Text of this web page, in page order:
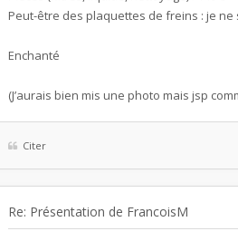
Peut-être des plaquettes de freins : je ne
Enchanté
(J’aurais bien mis une photo mais jsp
Citer
Re: Présentation de FrancoisM